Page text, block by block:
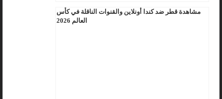
مشاهدة قطر ضد كندا أونلاين والقنوات الناقلة في كأس
العالم 2026